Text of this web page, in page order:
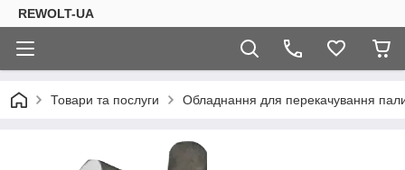
REWOLT-UA
Товари та послуги Обладнання для перекачування